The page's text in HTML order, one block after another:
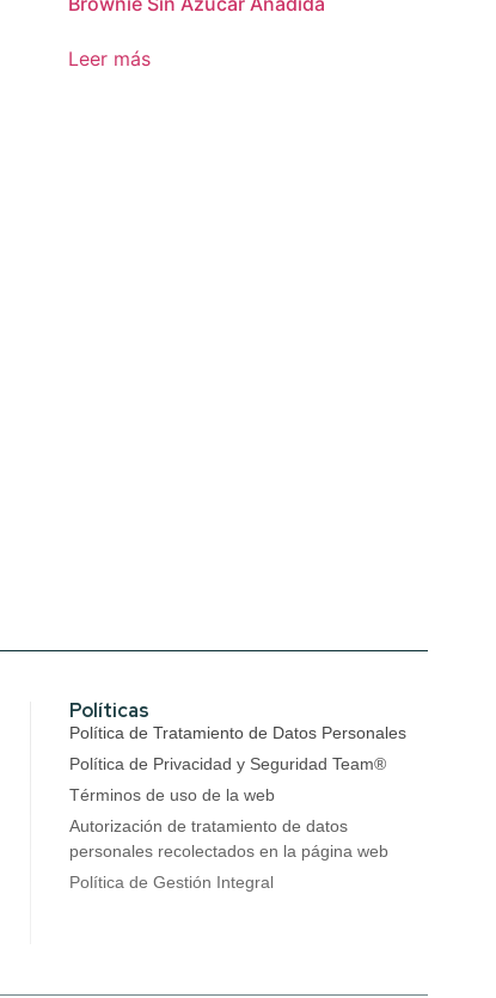
Leer más
Políticas
Política de Tratamiento de Datos Personales
Política de Privacidad y Seguridad Team®
Términos de uso de la web
Autorización de tratamiento de datos
personales recolectados en la página web
Política de Gestión Integral